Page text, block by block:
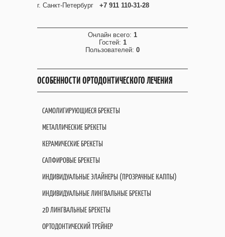
г. Санкт-Петербург +7 911 110-31-28
Онлайн всего: 1
Гостей: 1
Пользователей: 0
ОСОБЕННОСТИ ОРТОДОНТИЧЕСКОГО ЛЕЧЕНИЯ
САМОЛИГИРУЮЩИЕСЯ БРЕКЕТЫ
МЕТАЛЛИЧЕСКИЕ БРЕКЕТЫ
КЕРАМИЧЕСКИЕ БРЕКЕТЫ
САПФИРОВЫЕ БРЕКЕТЫ
ИНДИВИДУАЛЬНЫЕ ЭЛАЙНЕРЫ (ПРОЗРАЧНЫЕ КАППЫ)
ИНДИВИДУАЛЬНЫЕ ЛИНГВАЛЬНЫЕ БРЕКЕТЫ
2D ЛИНГВАЛЬНЫЕ БРЕКЕТЫ
ОРТОДОНТИЧЕСКИЙ ТРЕЙНЕР